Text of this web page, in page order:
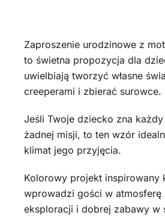
Zaproszenie urodzinowe z
to świetna propozycja dla
uwielbiają tworzyć własne
creeperami i zbierać surowce.
Jeśli Twoje dziecko zna
żadnej misji, to ten wzór
klimat jego przyjęcia.
Kolorowy projekt inspirowany
wprowadzi gości w atmosferę
eksploracji i dobrej zabawy w